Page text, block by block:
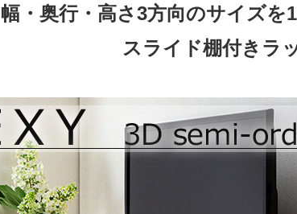
幅・奥行・高さ3方向のサイズを
スライド棚付きラ